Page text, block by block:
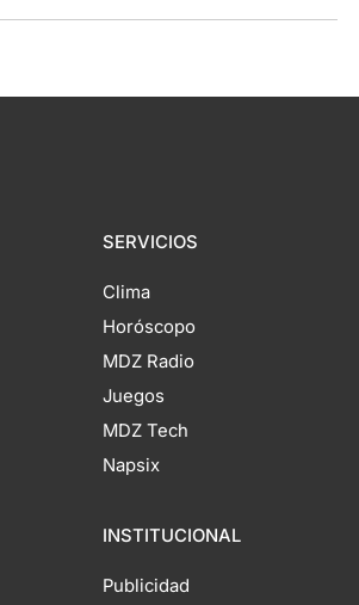
SERVICIOS
Clima
Horóscopo
MDZ Radio
Juegos
MDZ Tech
Napsix
INSTITUCIONAL
Publicidad